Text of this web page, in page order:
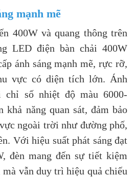
mạnh mẽ
400W và quang thông trên
LED điện bàn chải 400W
ánh sáng mạnh mẽ, rực rỡ,
vực có diện tích lớn. Ánh
chỉ số nhiệt độ màu 6000-
khả năng quan sát, đảm bảo
ngoài trời như đường phố,
Với hiệu suất phát sáng đạt
đèn mang đến sự tiết kiệm
vẫn duy trì hiệu quả chiếu